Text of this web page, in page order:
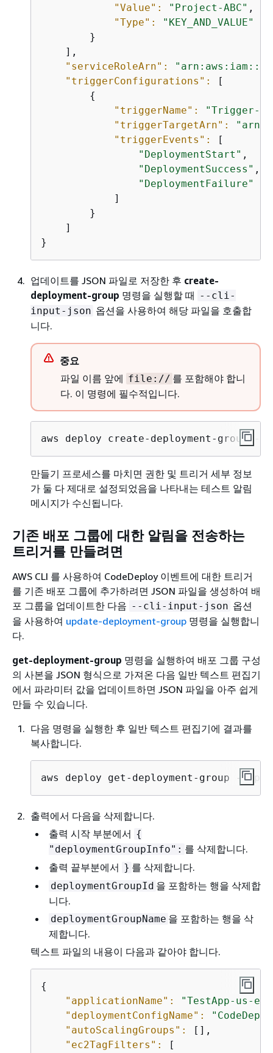
"Value": "Project-ABC" ,
"Type":
"KEY_AND_VALUE"
        }
    ],
"serviceRoleArn":
"triggerConfigurations":
[
{
"triggerName":
"Trigger-
"triggerTargetArn":
"triggerEvents":
[
"DeploymentStart" ,
"DeploymentSuccess" ,
"DeploymentFailure"
            ]
        }
    ]
}
업데이트를 JSON 파일로 저장한 후 create-
deployment-group 명령을 실행할 때 --cli-
input-json 옵션을 사용하여 해당 파일을 호출합
니다.
중요
파일 이름 앞에 file:// 를 포함해야 합니
다. 이 명령에 필수적입니다.
aws deploy create-deployment-
만들기 프로세스를 마치면 권한 및 트리거 세부 정보
가 둘 다 제대로 설정되었음을 나타내는 테스트 알림
메시지가 수신됩니다.
기존 배포 그룹에 대한 알림을 전송하는
트리거를 만들려면
AWS CLI 를 사용하여 CodeDeploy 이벤트에 대한 트리거
를 기존 배포 그룹에 추가하려면 JSON 파일을 생성하여 배
포 그룹을 업데이트한 다음 --cli-input-json 옵션
을 사용하여 update-deployment-group 명령을 실행합니
다.
get-deployment-group 명령을 실행하여 배포 그룹 구성
의 사본을 JSON 형식으로 가져온 다음 일반 텍스트 편집기
에서 파라미터 값을 업데이트하면 JSON 파일을 아주 쉽게
만들 수 있습니다.
다음 명령을 실행한 후 일반 텍스트 편집기에 결과를
복사합니다.
aws deploy get-deployment-group --
출력에서 다음을 삭제합니다.
출력 시작 부분에서 {
"deploymentGroupInfo": 를 삭제합니다.
출력 끝부분에서 } 를 삭제합니다.
deploymentGroupId 을 포함하는 행을 삭제합
니다.
deploymentGroupName 을 포함하는 행을 삭
제합니다.
텍스트 파일의 내용이 다음과 같아야 합니다.
{
"applicationName":
"TestApp-us-
"deploymentConfigName":
"autoScalingGroups":
[],
"ec2TagFilters":
[